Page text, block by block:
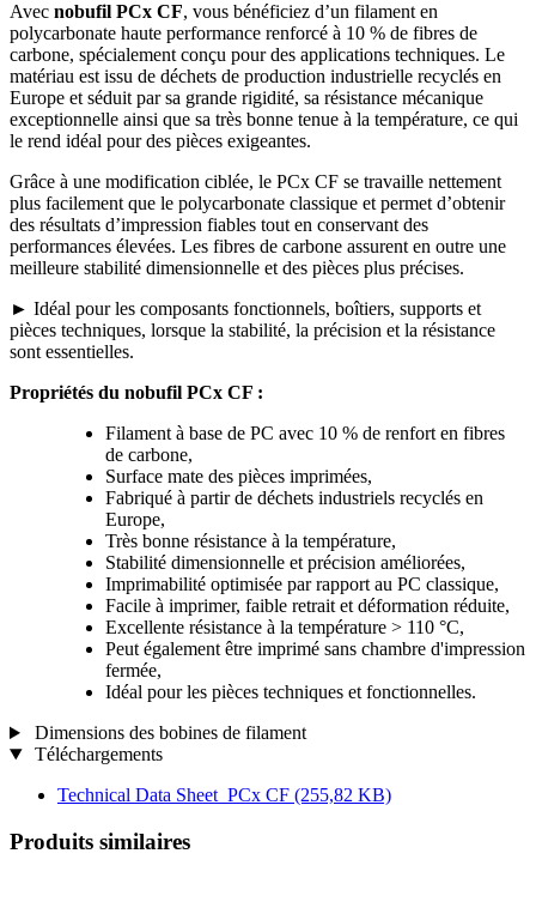
Avec nobufil PCx CF, vous bénéficiez d’un filament en
polycarbonate haute performance renforcé à 10 % de fibres de
carbone, spécialement conçu pour des applications techniques. Le
matériau est issu de déchets de production industrielle recyclés en
Europe et séduit par sa grande rigidité, sa résistance mécanique
exceptionnelle ainsi que sa très bonne tenue à la température, ce qui
le rend idéal pour des pièces exigeantes.
Grâce à une modification ciblée, le PCx CF se travaille nettement
plus facilement que le polycarbonate classique et permet d’obtenir
des résultats d’impression fiables tout en conservant des
performances élevées. Les fibres de carbone assurent en outre une
meilleure stabilité dimensionnelle et des pièces plus précises.
► Idéal pour les composants fonctionnels, boîtiers, supports et
pièces techniques, lorsque la stabilité, la précision et la résistance
sont essentielles.
Propriétés du nobufil PCx CF :
Filament à base de PC avec 10 % de renfort en fibres
de carbone,
Surface mate des pièces imprimées,
Fabriqué à partir de déchets industriels recyclés en
Europe,
Très bonne résistance à la température,
Stabilité dimensionnelle et précision améliorées,
Imprimabilité optimisée par rapport au PC classique,
Facile à imprimer, faible retrait et déformation réduite,
Excellente résistance à la température > 110 °C,
Peut également être imprimé sans chambre d'impression
fermée,
Idéal pour les pièces techniques et fonctionnelles.
Dimensions des bobines de filament
Téléchargements
Technical Data Sheet_PCx CF (255,82 KB)
Produits similaires